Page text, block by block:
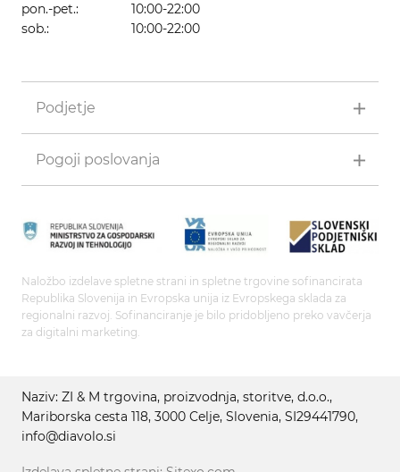
pon.-pet.:
10:00-22:00
sob.:
10:00-22:00
Podjetje
Pogoji poslovanja
Naložbo izdelave spletne strani in spletne trgovine sofinancirata
Republika Slovenija in Evropska unija iz Evropskega sklada za
regionalni razvoj. Sofinanciranje je bilo pridobljeno preko vavčerja
za digitalni marketing.
Naziv: ZI & M trgovina, proizvodnja, storitve, d.o.o.,
Mariborska cesta 118, 3000 Celje, Slovenia, SI29441790,
info@diavolo.si